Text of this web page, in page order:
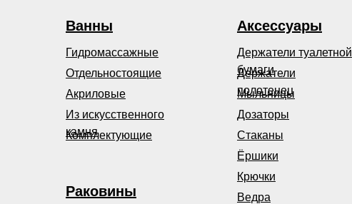
Аксессуары
Держатели туалетной
бумаги
Держатели
полотенец
Мыльницы
Раковины
Ванны
Из искусственного
камня
Дозаторы
Гидромассажные
Акриловые
Отдельностоящие
Комплектующие
Стаканы
Ёршики
Крючки
Ведра